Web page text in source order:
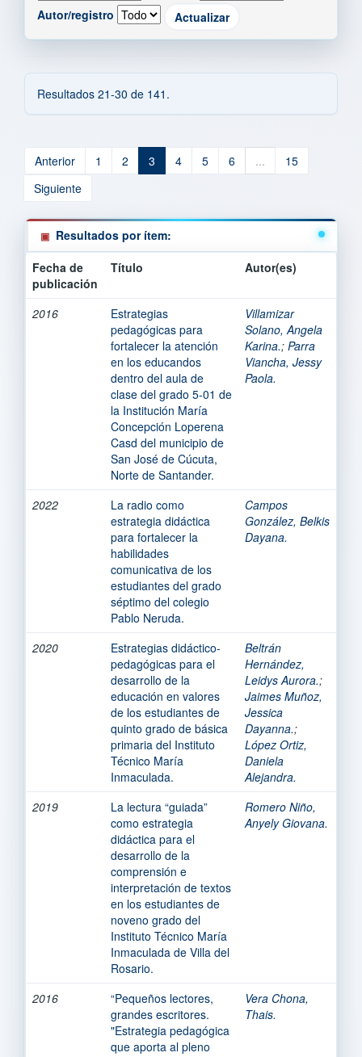
Autor/registro
Resultados 21-30 de 141.
Anterior 1 2 3 4 5 6 ...
15
Siguiente
Resultados por ítem:
Fecha de
publicación
Título Autor(es)
2016
Estrategias
pedagógicas para
fortalecer la atención
en los educandos
dentro del aula de
clase del grado 5-01 de
la Institución María
Concepción Loperena
Casd del municipio de
San José de Cúcuta,
Norte de Santander.
Villamizar
Solano, Angela
Karina.; Parra
Viancha, Jessy
Paola.
2022
La radio como
estrategia didáctica
para fortalecer la
habilidades
comunicativa de los
estudiantes del grado
séptimo del colegio
Pablo Neruda.
Campos
González, Belkis
Dayana.
2020
Estrategias didáctico-
pedagógicas para el
desarrollo de la
educación en valores
de los estudiantes de
quinto grado de básica
primaria del Instituto
Técnico María
Inmaculada.
Beltrán
Hernández,
Leidys Aurora.;
Jaimes Muñoz,
Jessica
Dayanna.;
López Ortiz,
Daniela
Alejandra.
2019
La lectura “guiada”
como estrategia
didáctica para el
desarrollo de la
comprensión e
interpretación de textos
en los estudiantes de
noveno grado del
Instituto Técnico María
Inmaculada de Villa del
Rosario.
Romero Niño,
Anyely Giovana.
2016
“Pequeños lectores,
grandes escritores.
"Estrategia pedagógica
que aporta al pleno
Vera Chona,
Thais.